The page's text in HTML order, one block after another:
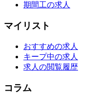
期間工の求人
マイリスト
おすすめの求人
キープ中の求人
求人の閲覧履歴
コラム